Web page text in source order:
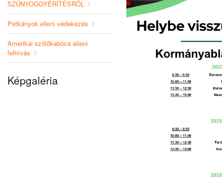
SZÚNYOGGYÉRÍTÉSRŐL
Patkányok elleni védekezés
Amerikai szőlőkabóca elleni
felhívás
Képgaléria